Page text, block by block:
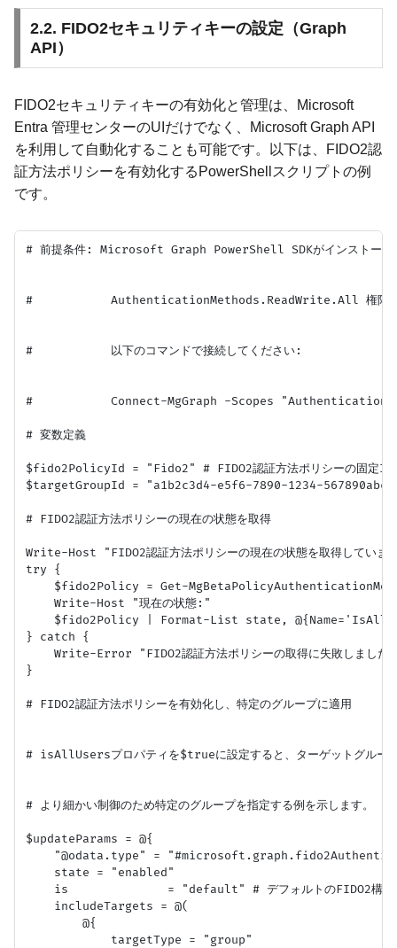
2.2. FIDO2セキュリティキーの設定（Graph
API）
FIDO2セキュリティキーの有効化と管理は、Microsoft
Entra 管理センターのUIだけでなく、Microsoft Graph API
を利用して自動化することも可能です。以下は、FIDO2認
証方法ポリシーを有効化するPowerShellスクリプトの例
です。
# 前提条件: Microsoft Graph PowerShell SDKがインストール
#           AuthenticationMethods.ReadWrite.All 権限を持つ
#           以下のコマンドで接続してください:
#           Connect-MgGraph -Scopes
# 変数定義
$fido2PolicyId = "Fido2" # FIDO2認証方法ポリシーの固定ID
$targetGroupId = "a1b2c3d4-e5f6-7890-1234-
# FIDO2認証方法ポリシーの現在の状態を取得
Write-Host "FIDO2認証方法ポリシーの現在の状態を取得してい
try {
$fido2Policy = Get-
    Write-Host "現在の状態:"
$fido2Policy | Format-List state,
} catch {
Write-Error "FIDO2認証方法ポリシーの取得に失敗しま
}
# FIDO2認証方法ポリシーを有効化し、特定のグループに適用
# isAllUsersプロパティを$trueに設定すると、ターゲットグルー
# より細かい制御のため特定のグループを指定する例を示します。
$updateParams = @{
"@odata.type" =
    state = "enabled"
is              = "default" # デフォルトのFIDO2構成
    includeTargets = @(
        @{
            targetType = "group"